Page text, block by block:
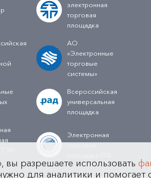
электронная
торговая
площадка
АО
«Электронные
торговые
системы»
Всероссийская
универсальная
площадка
Электронная
торговая
вы разрешаете использовать
для аналитики и помогает